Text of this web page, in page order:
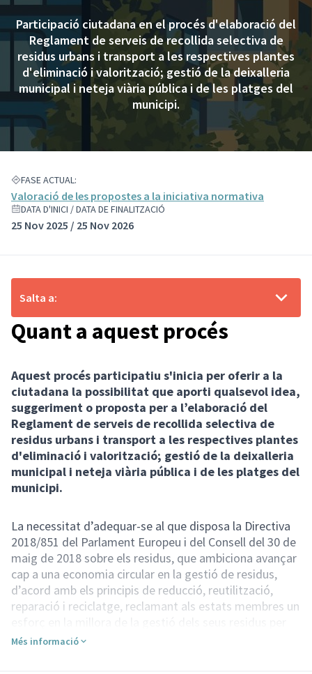
Participació ciutadana en el procés d'elaboració del
Reglament de serveis de recollida selectiva de
residus urbans i transport a les respectives plantes
d'eliminació i valorització; gestió de la deixalleria
municipal i neteja viària pública i de les platges del
municipi.
FASE ACTUAL:
Valoració de les propostes a la iniciativa normativa
DATA D'INICI / DATA DE FINALITZACIÓ
25 Nov 2025 / 25 Nov 2026
Quant a aquest procés
Aquest procés participatiu s'inicia per oferir a la
ciutadana la possibilitat que aporti qualsevol idea,
suggeriment o proposta per a l’elaboració del
Reglament de serveis de recollida selectiva de
residus urbans i transport a les respectives plantes
d'eliminació i valorització; gestió de la deixalleria
municipal i neteja viària pública i de les platges del
municipi.
La necessitat d’adequar-se al que disposa la Directiva
2018/851 del Parlament Europeu i del Consell del 30 de
maig de 2018 sobre els residus, que ambiciona avançar
cap a una economia circular en la gestió de residus,
d’acord amb els principis de reducció, reutilització,
reparació i reciclatge, reclamant als estats membres un
transformar-la en una gestió sostenible de la matèries
Més informació
Salta a: